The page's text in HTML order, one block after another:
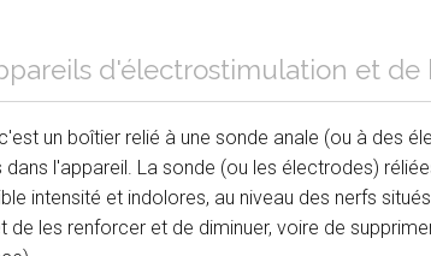
d'électrostimulation et
un boîtier relié à une sonde anale (ou à des
l'appareil. La sonde (ou les électrodes)
intensité et indolores, au niveau des nerfs
de les renforcer et de diminuer, voire de